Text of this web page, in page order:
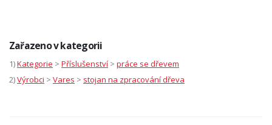
Zařazeno v kategorii
1)Kategorie > Příslušenství > práce se dřevem
2)Výrobci > Vares > stojan na zpracování dřeva